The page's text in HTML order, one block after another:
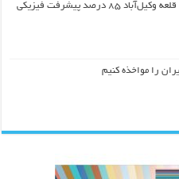
طراحی شهری محدوده قلعه وکیل‌آباد ۸۵ درصد پیشرفت فیزیکی
را مواخذه کنیم